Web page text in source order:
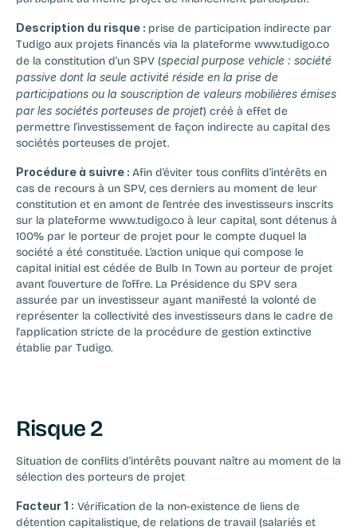
Description du risque : prise de participation indirecte par
Tudigo aux projets financés via la plateforme www.tudigo.co
de la constitution d’un SPV (special purpose vehicle : société
passive dont la seule activité réside en la prise de
participations ou la souscription de valeurs mobilières émises
par les sociétés porteuses de projet) créé à effet de
permettre l’investissement de façon indirecte au capital des
sociétés porteuses de projet.
Procédure à suivre : Afin d’éviter tous conflits d’intérêts en
cas de recours à un SPV, ces derniers au moment de leur
constitution et en amont de l’entrée des investisseurs inscrits
sur la plateforme www.tudigo.co à leur capital, sont détenus à
100% par le porteur de projet pour le compte duquel la
société a été constituée. L’action unique qui compose le
capital initial est cédée de Bulb In Town au porteur de projet
avant l’ouverture de l’offre. La Présidence du SPV sera
assurée par un investisseur ayant manifesté la volonté de
représenter la collectivité des investisseurs dans le cadre de
l'application stricte de la procédure de gestion extinctive
établie par Tudigo.
Risque 2
Situation de conflits d’intérêts pouvant naître au moment de la
sélection des porteurs de projet
Facteur 1 : Vérification de la non-existence de liens de
détention capitalistique, de relations de travail (salariés et